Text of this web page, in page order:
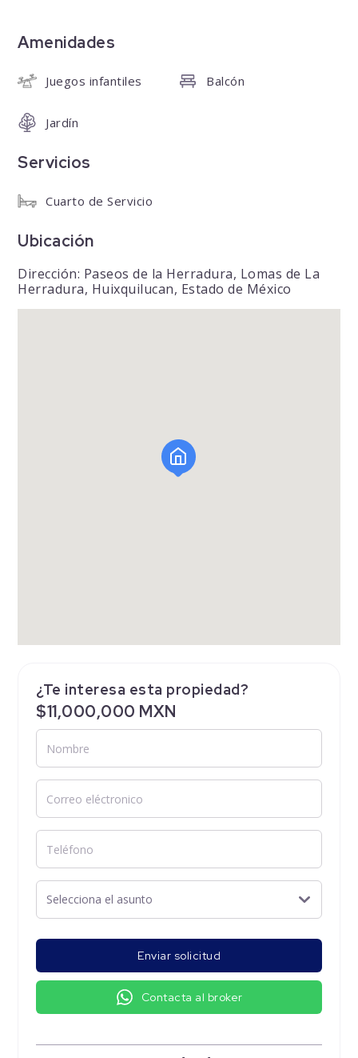
¿Te interesa esta propiedad?
$11,000,000 MXN
Enviar solicitud
Contacta al broker
Amenidades
Juegos infantiles Balcón
Jardín
Servicios
Cuarto de Servicio
Ubicación
Dirección: Paseos de la Herradura, Lomas de La
Herradura, Huixquilucan, Estado de México